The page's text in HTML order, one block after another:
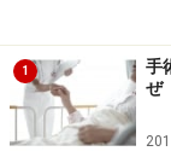
ピロリ菌検査
検査で3000円程
受けることがで
わせて行うこと
1
手
ぜ